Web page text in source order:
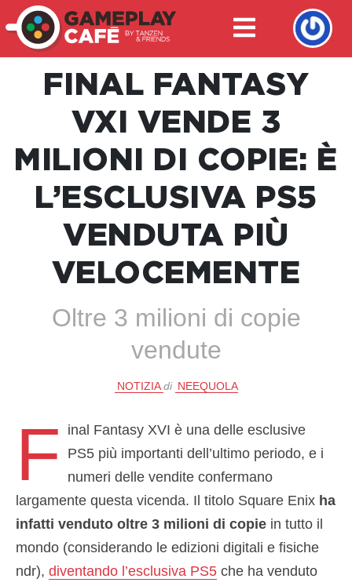
FINAL FANTASY
VXI VENDE 3
MILIONI DI COPIE: È
L’ESCLUSIVA PS5
VENDUTA PIÙ
VELOCEMENTE
Oltre 3 milioni di copie
vendute
NOTIZIA di NEEQUOLA
F
inal Fantasy XVI è una delle esclusive
PS5 più importanti dell’ultimo periodo, e i
numeri delle vendite confermano
largamente questa vicenda. Il titolo Square Enix ha
infatti venduto oltre 3 milioni di copie in tutto il
mondo (considerando le edizioni digitali e fisiche
ndr), diventando l’esclusiva PS5 che ha venduto